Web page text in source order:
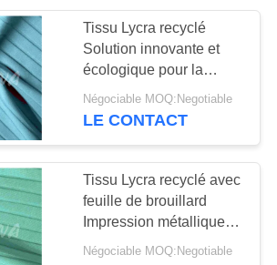
de
164
Tissu Lycra recyclé
Solution innovante et
écologique pour la
production de vêtements
Négociable MOQ:Negotiable
LE CONTACT
Tissu Lycra recyclé avec
feuille de brouillard
Impression métallique
Hologramme Tricot
Négociable MOQ:Negotiable